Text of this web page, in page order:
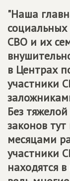
"Наша
СВО и их
в Центрах
участники
Без
законов
месяцами
участники
находятся